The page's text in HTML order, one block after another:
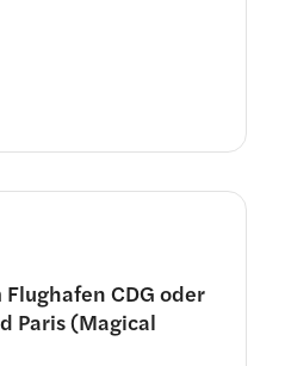
CDG oder
Paris (Magical